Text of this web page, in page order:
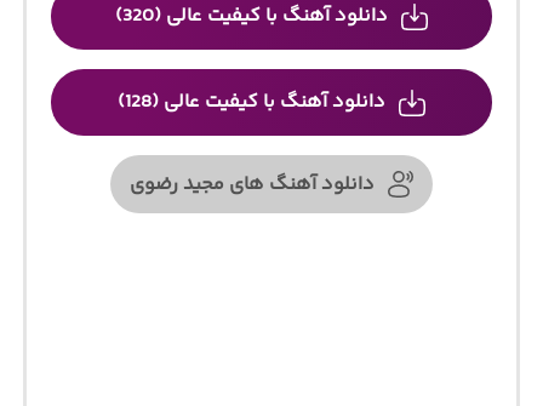
دانلود آهنگ با کیفیت عالی (320)
دانلود آهنگ با کیفیت عالی (128)
دانلود آهنگ های مجید رضوی